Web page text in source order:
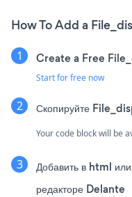
How To Add a
Create a Free
Start for free now
Скопируйте
Your code block will be
Добавить в html
редакторе Delante